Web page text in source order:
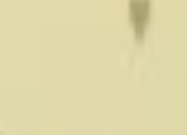
på vardagar.